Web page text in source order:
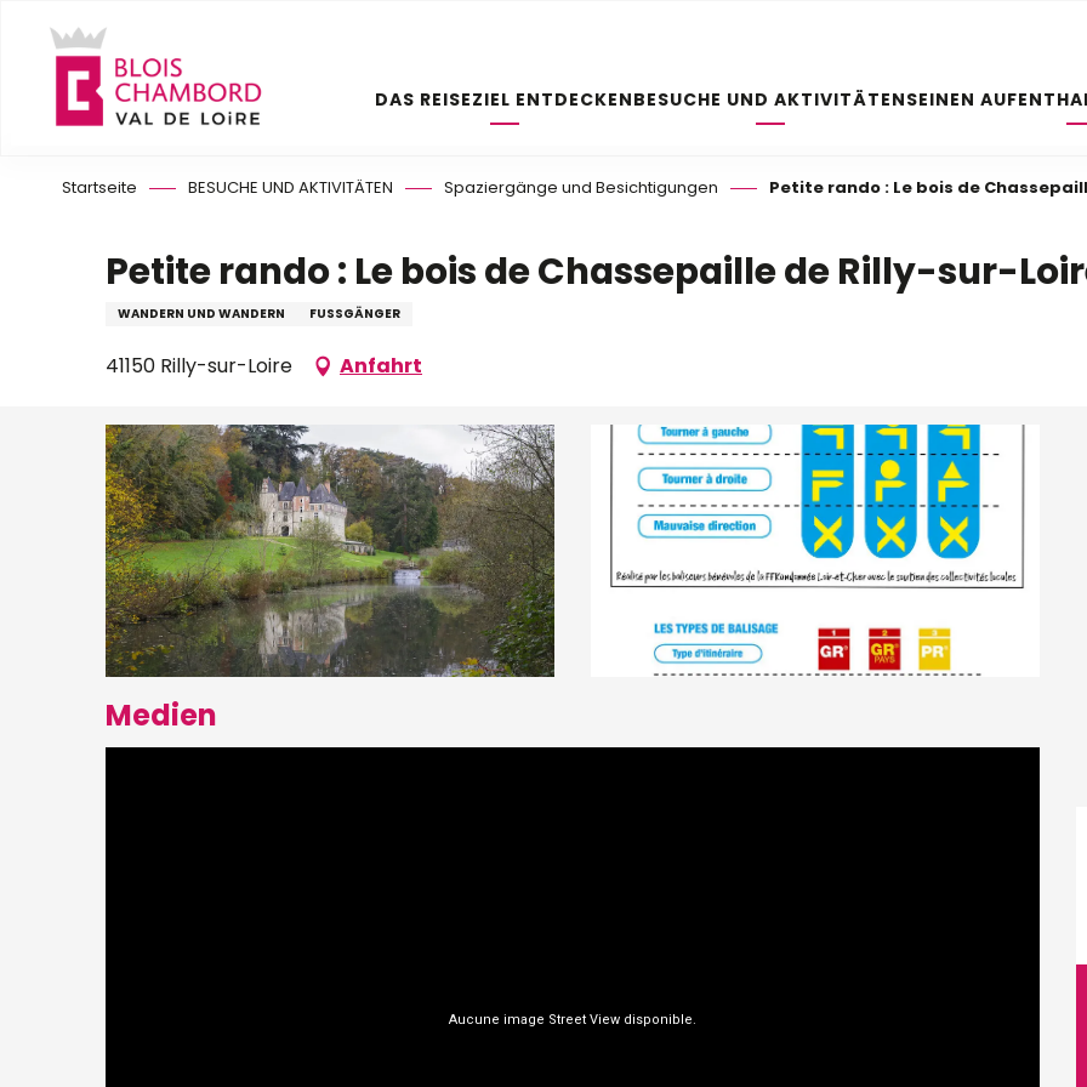
contenu
principal
DAS REISEZIEL ENTDECKENBESUCHE UND AKTIVITÄTENSEINEN
Startseite BESUCHE UND AKTIVITÄTEN Spaziergänge und Besichtigungen Petite rando : Le bois de
Petite rando : Le bois de Chassepaille de Rilly-sur-
WANDERN UND WANDERN FUSSGÄNGER
41150 Rilly-sur-Loire Anfahrt
Medien